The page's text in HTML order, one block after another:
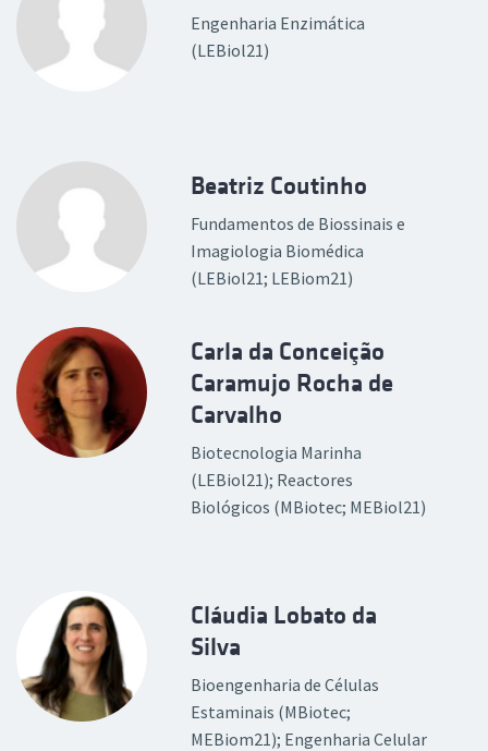
Engenharia Enzimática
(LEBiol21)
Beatriz Coutinho
Fundamentos de Biossinais e
Imagiologia Biomédica
(LEBiol21; LEBiom21)
Carla da Conceição
Caramujo Rocha de
Carvalho
Biotecnologia Marinha
(LEBiol21); Reactores
Biológicos (MBiotec; MEBiol21)
Cláudia Lobato da
Silva
Bioengenharia de Células
Estaminais (MBiotec;
MEBiom21); Engenharia Celular